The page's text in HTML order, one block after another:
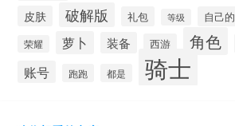
皮肤 破解版 礼包 等级 自己的
荣耀 萝卜 装备 西游 角色
账号 跑跑 都是 骑士